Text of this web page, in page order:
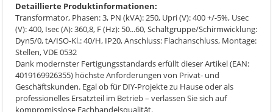
Detaillierte Produktinformationen:
Transformator, Phasen: 3, PN (kVA): 250, Upri (V): 400 +/-5%, Usec
(V): 400, Isec (A): 360,8, F (Hz): 50...60, Schaltgruppe/Schirmwicklung:
Dyn5/0, tA/ISO-Kl.: 40/H, IP20, Anschluss: Flachanschluss, Montage:
Stellen, VDE 0532
Dank modernster Fertigungsstandards erfüllt dieser Artikel (EAN:
4019169926355) höchste Anforderungen von Privat- und
Geschäftskunden. Egal ob für DIY-Projekte zu Hause oder als
professionelles Ersatzteil im Betrieb – verlassen Sie sich auf
kompromisslose Fachhandelsqualität.